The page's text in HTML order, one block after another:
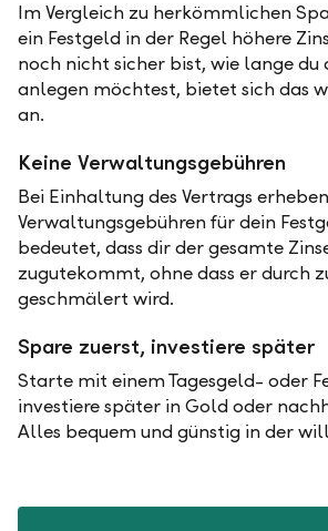
Im Vergleich zu herkömmlichen
ein Festgeld in der Regel höhere
noch nicht sicher bist, wie lange du
anlegen möchtest, bietet sich das
an.
Keine Verwaltungsgebühren
Bei Einhaltung des Vertrags
Verwaltungsgebühren für dein
bedeutet, dass dir der gesamte
zugutekommt, ohne dass er durch
geschmälert wird.
Spare zuerst, investiere später
Starte mit einem Tagesgeld- oder
investiere später in Gold oder
Alles bequem und günstig in der